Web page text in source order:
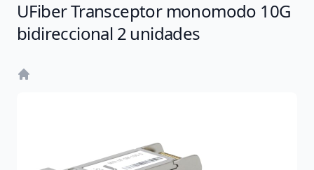
UFiber Transceptor monomodo 10G
bidireccional 2 unidades